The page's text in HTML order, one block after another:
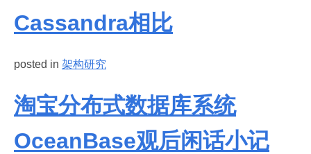
Cassandra相比
posted in 架构研究
淘宝分布式数据库系统
OceanBase观后闲话小记